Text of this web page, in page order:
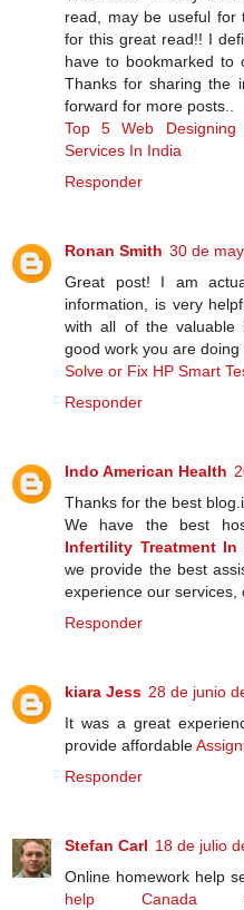
read, may be useful for
for this great read!! I
have to bookmarked to
Thanks for sharing the
forward for more posts..
Top 5 Web
Services In India
Responder
Ronan Smith 30 de
Great post! I am
information, is very
with all of the valuable
good work you are doing
Solve or Fix HP Smart
Responder
Indo American Health
Thanks for the best
We have the best
Infertility Treatment In
we provide the best
experience our services,
Responder
kiara Jess 28 de junio
It was a great
provide affordable
Responder
Stefan Carl 18 de julio
Online homework help
help Canada